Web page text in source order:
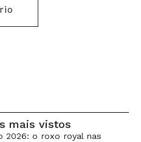
mais vistos
2026: o roxo royal nas